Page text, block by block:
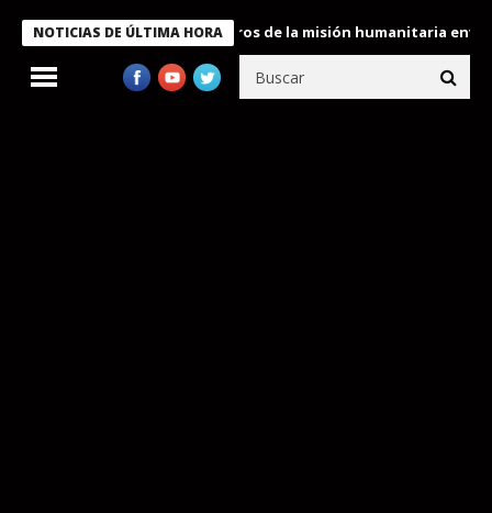
NOTICIAS DE ÚLTIMA HORA
condecora a miembros de la misión humanitaria enviada a